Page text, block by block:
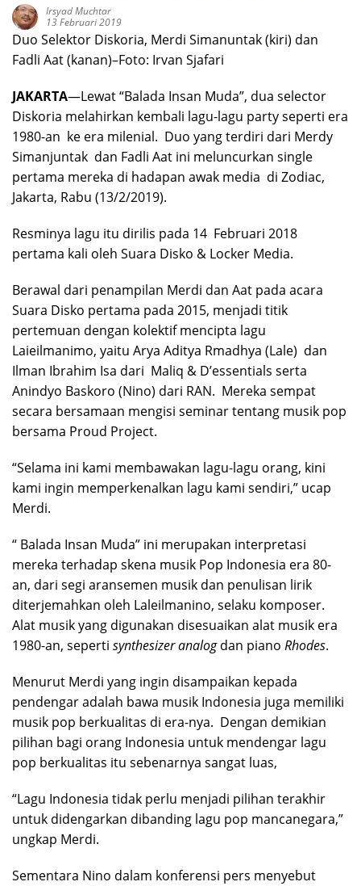
Irsyad Muchtar
13 Februari 2019
Duo Selektor Diskoria, Merdi Simanuntak (kiri) dan
Fadli Aat (kanan)–Foto: Irvan Sjafari
JAKARTA—Lewat “Balada Insan Muda”, dua selector
Diskoria melahirkan kembali lagu-lagu party seperti era
1980-an ke era milenial. Duo yang terdiri dari Merdy
Simanjuntak dan Fadli Aat ini meluncurkan single
pertama mereka di hadapan awak media di Zodiac,
Jakarta, Rabu (13/2/2019).
Resminya lagu itu dirilis pada 14 Februari 2018
pertama kali oleh Suara Disko & Locker Media.
Berawal dari penampilan Merdi dan Aat pada acara
Suara Disko pertama pada 2015, menjadi titik
pertemuan dengan kolektif mencipta lagu
Laieilmanimo, yaitu Arya Aditya Rmadhya (Lale) dan
Ilman Ibrahim Isa dari Maliq & D’essentials serta
Anindyo Baskoro (Nino) dari RAN. Mereka sempat
secara bersamaan mengisi seminar tentang musik pop
bersama Proud Project.
“Selama ini kami membawakan lagu-lagu orang, kini
kami ingin memperkenalkan lagu kami sendiri,” ucap
Merdi.
“ Balada Insan Muda” ini merupakan interpretasi
mereka terhadap skena musik Pop Indonesia era 80-
an, dari segi aransemen musik dan penulisan lirik
diterjemahkan oleh Laleilmanino, selaku komposer.
Alat musik yang digunakan disesuaikan alat musik era
1980-an, seperti synthesizer analogdan piano Rhodes.
Menurut Merdi yang ingin disampaikan kepada
pendengar adalah bawa musik Indonesia juga memiliki
musik pop berkualitas di era-nya. Dengan demikian
pilihan bagi orang Indonesia untuk mendengar lagu
pop berkualitas itu sebenarnya sangat luas,
“Lagu Indonesia tidak perlu menjadi pilihan terakhir
untuk didengarkan dibanding lagu pop mancanegara,”
ungkap Merdi.
Sementara Nino dalam konferensi pers menyebut